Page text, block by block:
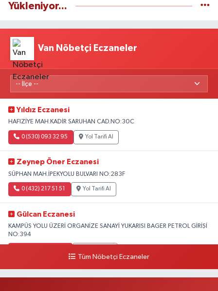
Yükleniyor...
Van Nöbetçi Eczaneler
Yıldız Eczanesi
HAFIZİYE MAH.KADİR SARUHAN CAD.NO:30C
0 (530) 093 32 95 Yol Tarifi Al
Zeynep Öner Eczanesi
SÜPHAN MAH.İPEKYOLU BULVARI NO:283F
0 (432) 217 51 51 Yol Tarifi Al
Gülcan Eczanesi
KAMPÜS YOLU ÜZERİ ORGANİZE SANAYİ YUKARISI BAGER PETROL GİRİŞİ
NO:394
Tüm Nöbetçi Eczaneler